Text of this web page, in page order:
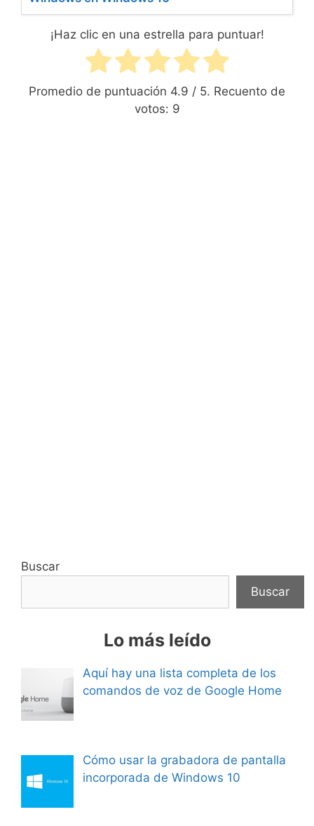
¡Haz clic en una estrella para puntuar!
Promedio de puntuación 4.9 / 5. Recuento de
votos: 9
Buscar
Buscar
Lo más leído
Aquí hay una lista completa de los
comandos de voz de Google Home
Cómo usar la grabadora de pantalla
incorporada de Windows 10